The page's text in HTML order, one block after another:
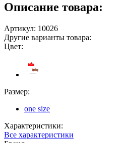
Описание товара:
Артикул: 10026
Другие варианты товара:
Цвет:
Размер:
one size
Характеристики:
Все характеристики